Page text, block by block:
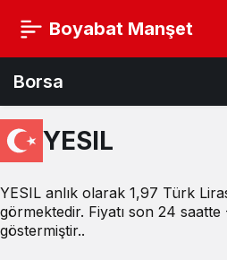
Boyabat Manşet
Borsa
YESIL
YESIL anlık olarak 1,97 Türk
görmektedir. Fiyatı son 24 saatte
göstermiştir..